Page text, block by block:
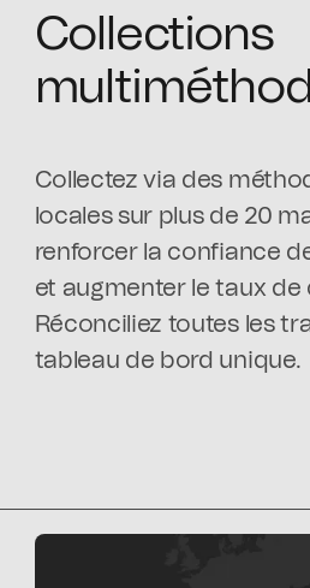
Collections
Collectez via des
locales sur plus de 20
renforcer la confiance
et augmenter le taux de
Réconciliez toutes les
tableau de bord unique.